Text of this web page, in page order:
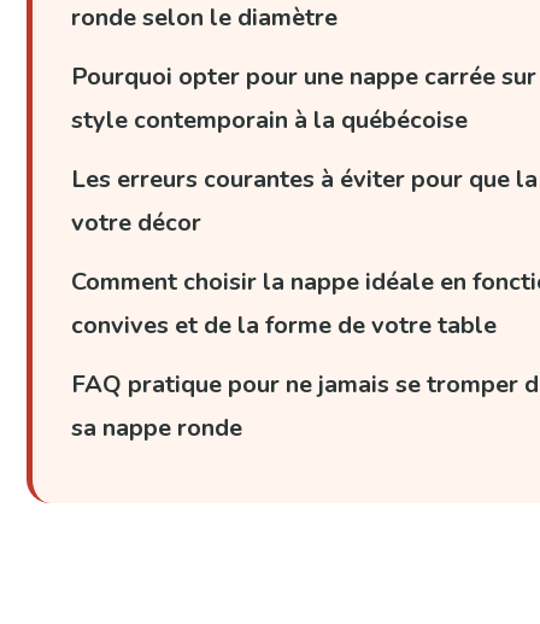
ronde selon le diamètre
Pourquoi opter pour une nappe carrée
style contemporain à la québécoise
Les erreurs courantes à éviter pour que
votre décor
Comment choisir la nappe idéale en
convives et de la forme de votre table
FAQ pratique pour ne jamais se tromper
sa nappe ronde